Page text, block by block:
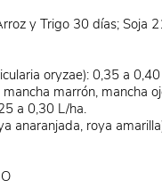
y Trigo 30 días; Soja
oryzae): 0,35 a
marrón, mancha
a 0,30 L/ha.
anaranjada, roya